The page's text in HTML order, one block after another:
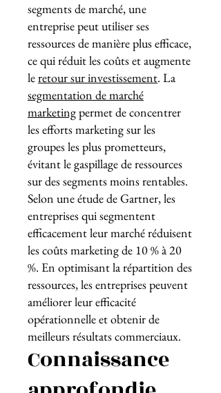
segments de marché, une
entreprise peut utiliser ses
ressources de manière plus efficace,
ce qui réduit les coûts et augmente
leretour sur investissement. La
segmentation de marché
marketingpermet de concentrer
les efforts marketing sur les
groupes les plus prometteurs,
évitant le gaspillage de ressources
sur des segments moins rentables.
Selon une étude de Gartner, les
entreprises qui segmentent
efficacement leur marché réduisent
les coûts marketing de 10 % à 20
%. En optimisant la répartition des
ressources, les entreprises peuvent
améliorer leur efficacité
opérationnelle et obtenir de
meilleurs résultats commerciaux.
Connaissance